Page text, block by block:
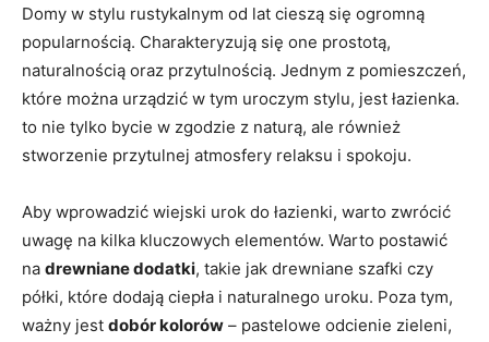
Domy w stylu rustykalnym od lat cieszą się ogromną
popularnością. ‍Charakteryzują się one prostotą,
naturalnością oraz przytulnością. Jednym z pomieszczeń,
które można urządzić w tym uroczym stylu, jest łazienka.
to nie tylko ⁤bycie w zgodzie ‌z⁤ naturą, ale również
stworzenie przytulnej atmosfery‍ relaksu i spokoju.
Aby wprowadzić wiejski urok do łazienki, warto zwrócić
uwagę na kilka kluczowych elementów.⁤ Warto postawić
na drewniane dodatki, takie jak drewniane szafki czy
półki, które dodają ciepła i naturalnego uroku. Poza tym,⁤
ważny jest dobór kolorów – pastelowe odcienie zieleni,